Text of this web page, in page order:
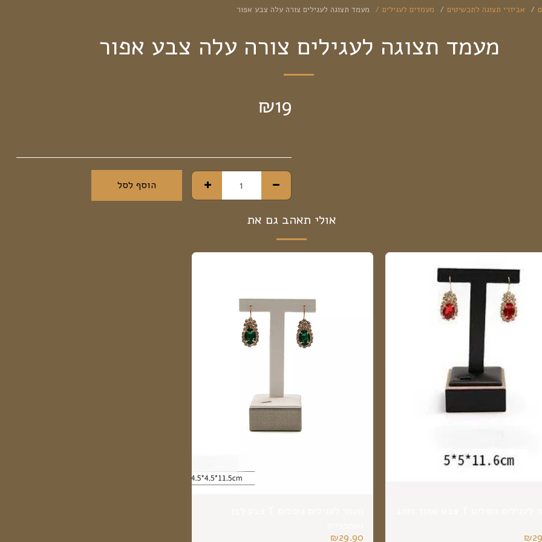
אביזרי תצוגה לתכשיטים מעמדים לעגילים מעמד תצוגה לעגילים צורה עלה צבע אפור
מעמד תצוגה לעגילים צורה עלה צבע אפור
₪19
הוסף לסל
אולי תאהב גם את
₪
₪29.90